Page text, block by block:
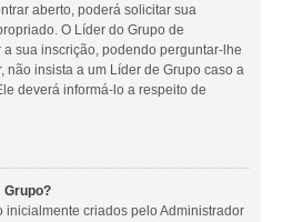
aberto, poderá solicitar sua
O Líder do Grupo de
sua inscrição, podendo perguntar-lhe
não insista a um Líder de Grupo caso a
deverá informá-lo a respeito de
Grupo?
inicialmente criados pelo Administrador